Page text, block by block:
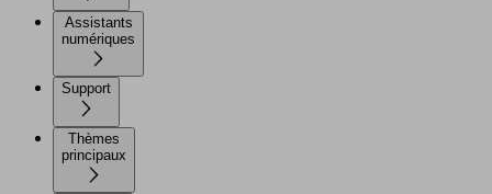
Assistants
numériques
Support
Thèmes
principaux